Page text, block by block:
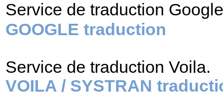
Service de traduction
GOOGLE traduction
Service de traduction Voila.
VOILA / SYSTRAN